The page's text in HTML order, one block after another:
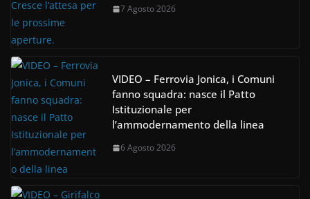
7 Agosto 2026
VIDEO – Ferrovia Jonica, i Comuni
fanno squadra: nasce il Patto
Istituzionale per
l’ammodernamento della linea
6 Agosto 2026